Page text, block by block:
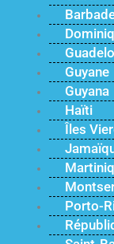
Guyane
Guyana
Haïti
Îles
Porto-